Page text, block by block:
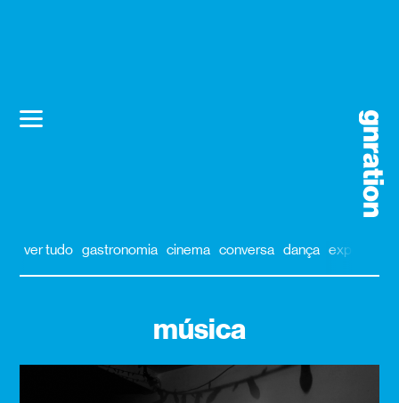
ver tudo gastronomia cinema conversa dança exposição
música